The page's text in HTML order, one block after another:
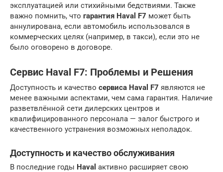
эксплуатацией или стихийными бедствиями. Также
важно помнить, что гарантия Haval F7 может быть
аннулирована, если автомобиль использовался в
коммерческих целях (например, в такси), если это не
было оговорено в договоре.
Сервис Haval F7: Проблемы и Решения
Доступность и качество сервиса Haval F7 являются не
менее важными аспектами, чем сама гарантия. Наличие
разветвлённой сети дилерских центров и
квалифицированного персонала — залог быстрого и
качественного устранения возможных неполадок.
Доступность и качество обслуживания
В последние годы Haval активно расширяет свою